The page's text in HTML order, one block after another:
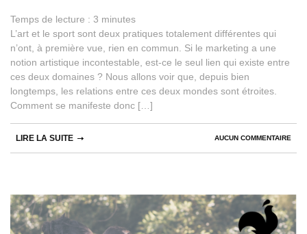
Temps de lecture : 3 minutes
L’art et le sport sont deux pratiques totalement différentes qui
n’ont, à première vue, rien en commun. Si le marketing a une
notion artistique incontestable, est-ce le seul lien qui existe entre
ces deux domaines ? Nous allons voir que, depuis bien
longtemps, les relations entre ces deux mondes sont étroites.
Comment se manifeste donc […]
AUCUN COMMENTAIRE
LIRE LA SUITE